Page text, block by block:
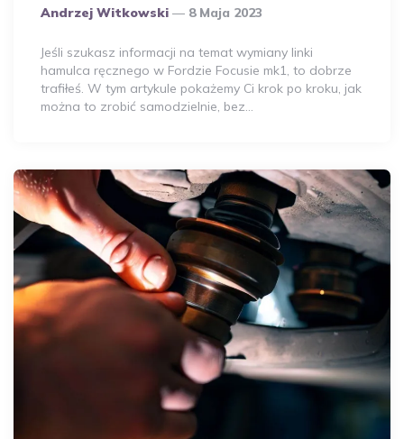
Opublikowany
Andrzej Witkowski 8 Maja 2023
Jeśli szukasz informacji na temat wymiany linki
hamulca ręcznego w Fordzie Focusie mk1, to dobrze
trafiłeś. W tym artykule pokażemy Ci krok po kroku, jak
można to zrobić samodzielnie, bez…